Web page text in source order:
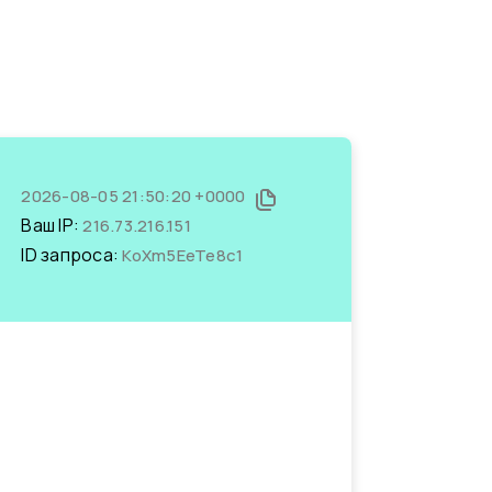
2026-08-05 21:50:20 +0000
Ваш IP:216.73.216.151
ID запроса:KoXm5EeTe8c1